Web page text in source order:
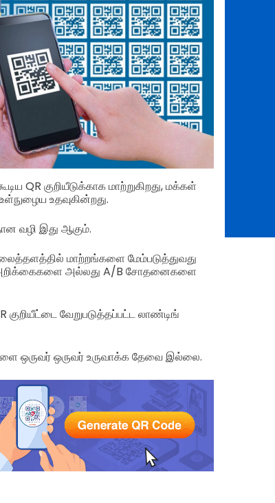
QR குறியீடுக்காக மாற்றுகிறது, மக்கள்
உதவுகின்றது.
வழி இது ஆகும்.
மாற்றங்களை மேம்படுத்துவது
அறிக்கைகளை அல்லது A/B சோதனைகளை
வேறுபடுத்தப்பட்ட லாண்டிங்
ஒருவர் ஒருவர் உருவாக்க தேவை இல்லை.